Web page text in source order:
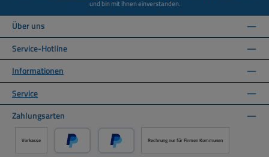
und bin mit ihnen einverstanden.
Über uns
Service-Hotline
Informationen
Service
Zahlungsarten
Vorkasse Rechnung nur für Firmen Kommunen